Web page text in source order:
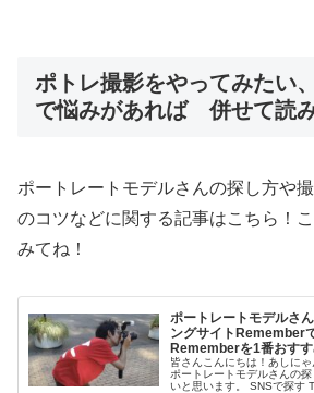
ポトレ撮影をやってみたい
で悩みがあれば 併せて読み
ポートレートモデルさんの探し方や
のコツなどに関する記事はこちら！
みてね！
ポートレートモデルさ
ングサイトRemember
Rememberを1番おす
皆さんこんにちは！あしに
ポートレートモデルさんの
いと思います。 SNSで探す